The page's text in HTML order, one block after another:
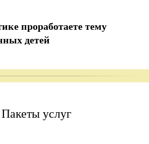
проработаете тему
детей
Пакеты услуг